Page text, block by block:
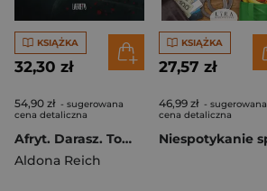
KSIĄŻKA
32,30 zł
54,90 zł - sugerowana
cena detaliczna
Afryt. Darasz. Tom 3
Aldona Reich
KSIĄŻKA
27,57 zł
46,99 zł - sugerowana
cena detaliczna